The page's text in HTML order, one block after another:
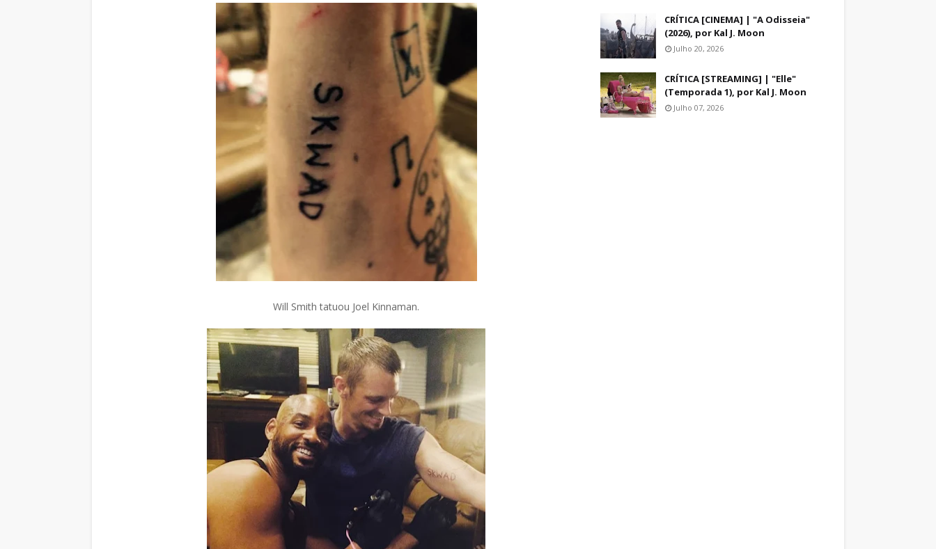
Will Smith tatuou Joel Kinnaman.
CRÍTICA [CINEMA] | "A Odisseia"
(2026), por Kal J. Moon
Julho 20, 2026
CRÍTICA [STREAMING] | "Elle"
(Temporada 1), por Kal J. Moon
Julho 07, 2026